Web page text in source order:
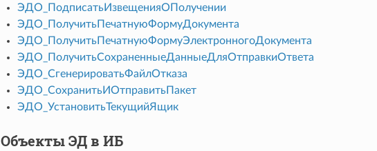
ЭДО_ПодписатьИзвещенияОПолучении
ЭДО_ПолучитьПечатнуюФормуДокумента
ЭДО_ПолучитьПечатнуюФормуЭлектронногоДокумента
ЭДО_ПолучитьСохраненныеДанныеДляОтправкиОтвета
ЭДО_СгенерироватьФайлОтказа
ЭДО_СохранитьИОтправитьПакет
ЭДО_УстановитьТекущийЯщик
Объекты ЭД в ИБ